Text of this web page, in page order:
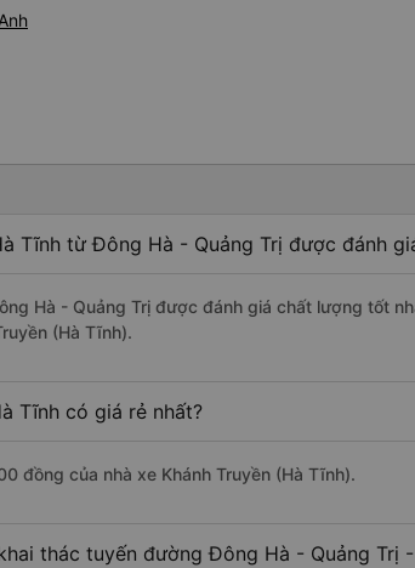
Tĩnh từ Đông Hà - Quảng Trị được đánh
Hà - Quảng Trị được đánh giá chất lượng tốt
(Hà Tĩnh).
Tĩnh có giá rẻ nhất?
đồng của nhà xe Khánh Truyền (Hà Tĩnh).
thác tuyến đường Đông Hà - Quảng Trị